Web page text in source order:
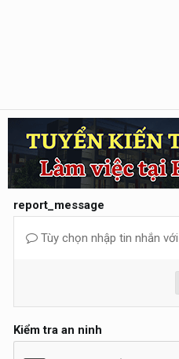
report_message
Tùy chọn nhập tin nhắn
Kiểm tra an ninh